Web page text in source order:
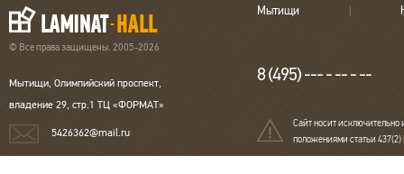
© Все права защищены. 2005-2026
Мытищи, Олимпийский проспект,
владение 29, стр.1 ТЦ «ФОРМАТ»
5426362@mail.ru
Мытищи
8 (495) --- - -- - --
Сайт носит исключительно
положениями статьи